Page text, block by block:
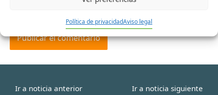
Política de privacidadAviso legal
Ir a noticia anterior Ir a noticia siguiente